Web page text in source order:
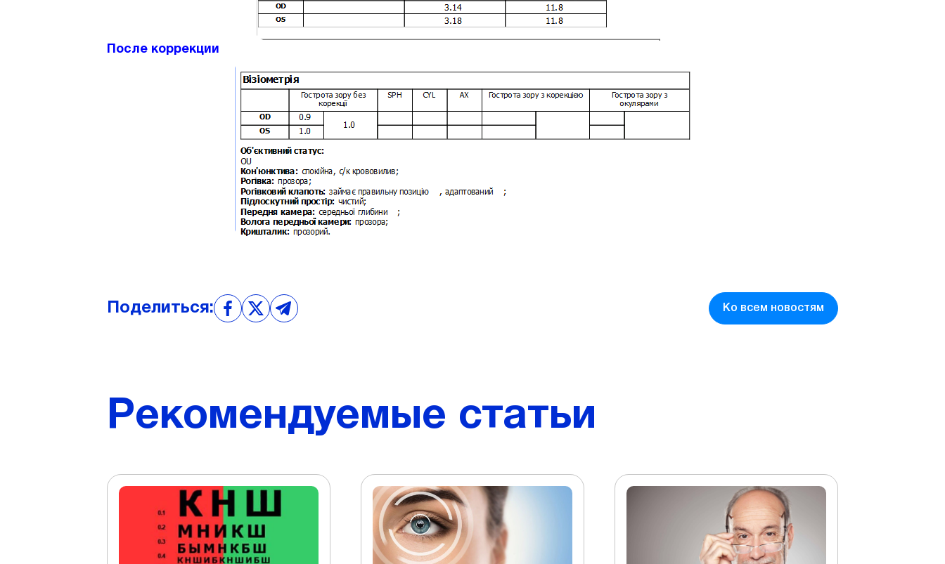
После коррекции
Поделиться: Ко всем новостям
Рекомендуемые статьи